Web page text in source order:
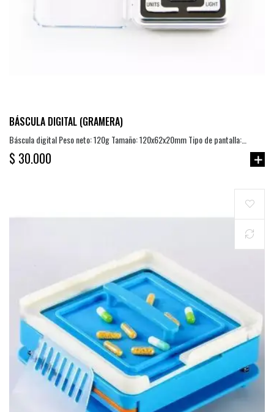
BÁSCULA DIGITAL (GRAMERA)
Báscula digital Peso neto: 120g Tamaño: 120x62x20mm Tipo de pantalla:
Pantalla LCD Precisión: 0,01 kg Batería: 2 pilas AA Tolerancia: ≤ 0,02 g
$ 30.000